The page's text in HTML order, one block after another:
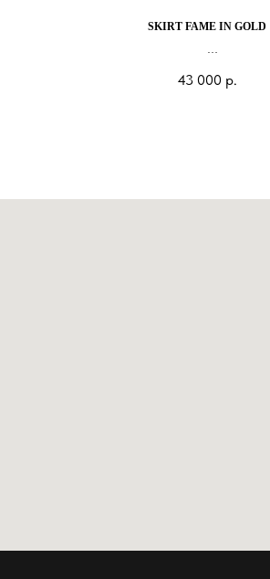
SKIRT FAME IN GOLD
43 000 р.